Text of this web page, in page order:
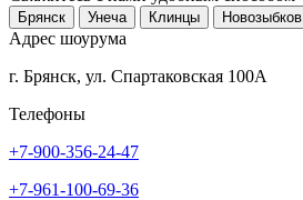
Брянск Унеча Клинцы Новозыбков
Адрес шоурума
г. Брянск, ул. Спартаковская 100А
Телефоны
+7-900-356-24-47
+7-961-100-69-36